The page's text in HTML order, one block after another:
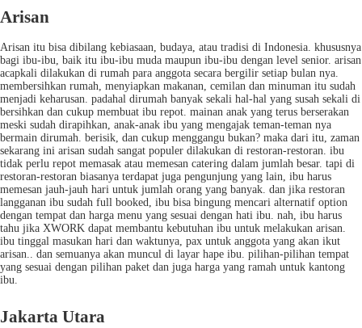
Arisan
Arisan itu bisa dibilang kebiasaan, budaya, atau tradisi di Indonesia. khususnya
bagi ibu-ibu, baik itu ibu-ibu muda maupun ibu-ibu dengan level senior. arisan
acapkali dilakukan di rumah para anggota secara bergilir setiap bulan nya.
membersihkan rumah, menyiapkan makanan, cemilan dan minuman itu sudah
menjadi keharusan. padahal dirumah banyak sekali hal-hal yang susah sekali di
bersihkan dan cukup membuat ibu repot. mainan anak yang terus berserakan
meski sudah dirapihkan, anak-anak ibu yang mengajak teman-teman nya
bermain dirumah. berisik, dan cukup menggangu bukan? maka dari itu, zaman
sekarang ini arisan sudah sangat populer dilakukan di restoran-restoran. ibu
tidak perlu repot memasak atau memesan catering dalam jumlah besar. tapi di
restoran-restoran biasanya terdapat juga pengunjung yang lain, ibu harus
memesan jauh-jauh hari untuk jumlah orang yang banyak. dan jika restoran
langganan ibu sudah full booked, ibu bisa bingung mencari alternatif option
dengan tempat dan harga menu yang sesuai dengan hati ibu. nah, ibu harus
tahu jika XWORK dapat membantu kebutuhan ibu untuk melakukan arisan.
ibu tinggal masukan hari dan waktunya, pax untuk anggota yang akan ikut
arisan.. dan semuanya akan muncul di layar hape ibu. pilihan-pilihan tempat
yang sesuai dengan pilihan paket dan juga harga yang ramah untuk kantong
ibu.
Jakarta Utara